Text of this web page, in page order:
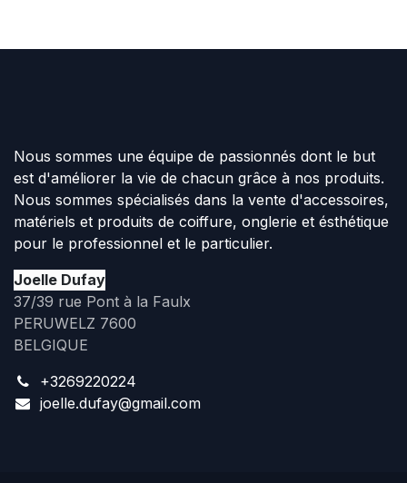
Nous sommes une équipe de passionnés dont le but
est d'améliorer la vie de chacun grâce à nos produits.
Nous sommes spécialisés dans la vente d'accessoires,
matériels et produits de coiffure, onglerie et ésthétique
pour le professionnel et le particulier.
Joelle Dufay
37/39 rue Pont à la Faulx
PERUWELZ 7600
BELGIQUE
+3269220224
joelle.dufay@gmail.com